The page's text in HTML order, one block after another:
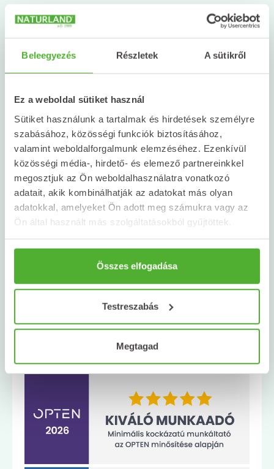
Beleegyezés Részletek A sütikről
Ez a weboldal sütiket használ
Sütiket használunk a tartalmak és hirdetések személyre
szabásához, közösségi funkciók biztosításához,
valamint weboldalforgalmunk elemzéséhez. Ezenkívül
közösségi média-, hirdető- és elemező partnereinkkel
megosztjuk az Ön weboldalhasználatra vonatkozó
adatait, akik kombinálhatják az adatokat más olyan
adatokkal, amelyeket Ön adott meg számukra vagy az
Ön által használt más szolgáltatásokból gyűjtöttek.
Összes elfogadása
Testreszabás
Megtagad
Naturland Magyarország
1106 Budapest, Csillagvirág u. 8.
06 1 431 2000
titkarsag@naturland.hu